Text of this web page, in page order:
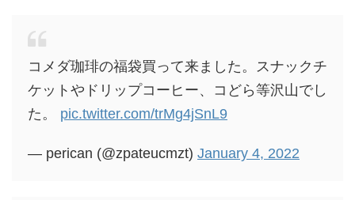
コメダ珈琲の福袋買って来ました。スナックチ
ケットやドリップコーヒー、コどら等沢山でし
た。 pic.twitter.com/trMg4jSnL9
— perican (@zpateucmzt) January 4, 2022